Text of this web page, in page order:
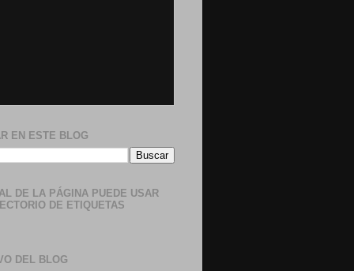
EN ESTE BLOG
DE LA PÁGINA PUEDE USAR
DE ETIQUETAS
DEL BLOG